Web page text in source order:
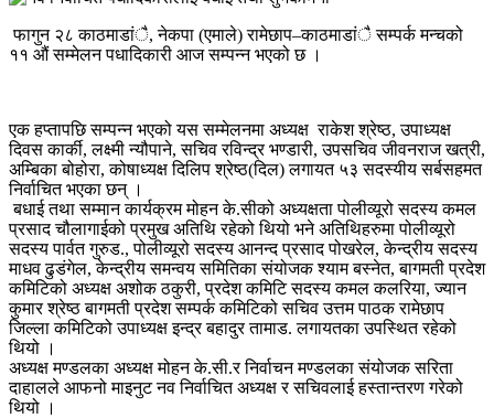
फागुन २८ काठमाडांै, नेकपा (एमाले) रामेछाप–काठमाडांै सम्पर्क मन्चको
११ औं सम्मेलन पधादिकारी आज सम्पन्न भएको छ ।
एक हप्तापछि सम्पन्न भएको यस सम्मेलनमा अध्यक्ष राकेश श्रेष्ठ, उपाध्यक्ष
दिवस कार्की, लक्ष्मी न्यौपाने, सचिव रविन्द्र भण्डारी, उपसचिव जीवनराज खत्री,
अम्बिका बोहोरा, कोषाध्यक्ष दिलिप श्रेष्ठ(दिल) लगायत ५३ सदस्यीय सर्बसहमत
निर्वाचित भएका छन् ।
बधाई तथा सम्मान कार्यक्रम मोहन के.सीको अध्यक्षता पोलीव्यूरो सदस्य कमल
प्रसाद चौलागाईको प्रमुख अतिथि रहेको थियो भने अतिथिहरुमा पोलीव्यूरो
सदस्य पार्वत गुरुड., पोलीव्यूरो सदस्य आनन्द प्रसाद पोखरेल, केन्द्रीय सदस्य
माधव ढुडंगेल, केन्द्रीय समन्वय समितिका संयोजक श्याम बस्नेत, बागमती प्रदेश
कमिटिको अध्यक्ष अशोक ठकुरी, प्रदेश कमिटि सदस्य कमल कलरिया, ज्यान
कुमार श्रेष्ठ बागमती प्रदेश सम्पर्क कमिटिको सचिव उत्तम पाठक रामेछाप
जिल्ला कमिटिको उपाध्यक्ष इन्द्र बहादुर तामाड. लगायतका उपस्थित रहेको
थियो ।
अध्यक्ष मण्डलका अध्यक्ष मोहन के.सी.र निर्वाचन मण्डलका संयोजक सरिता
दाहालले आफनो माइनुट नव निर्वाचित अध्यक्ष र सचिवलाई हस्तान्तरण गरेको
थियो ।